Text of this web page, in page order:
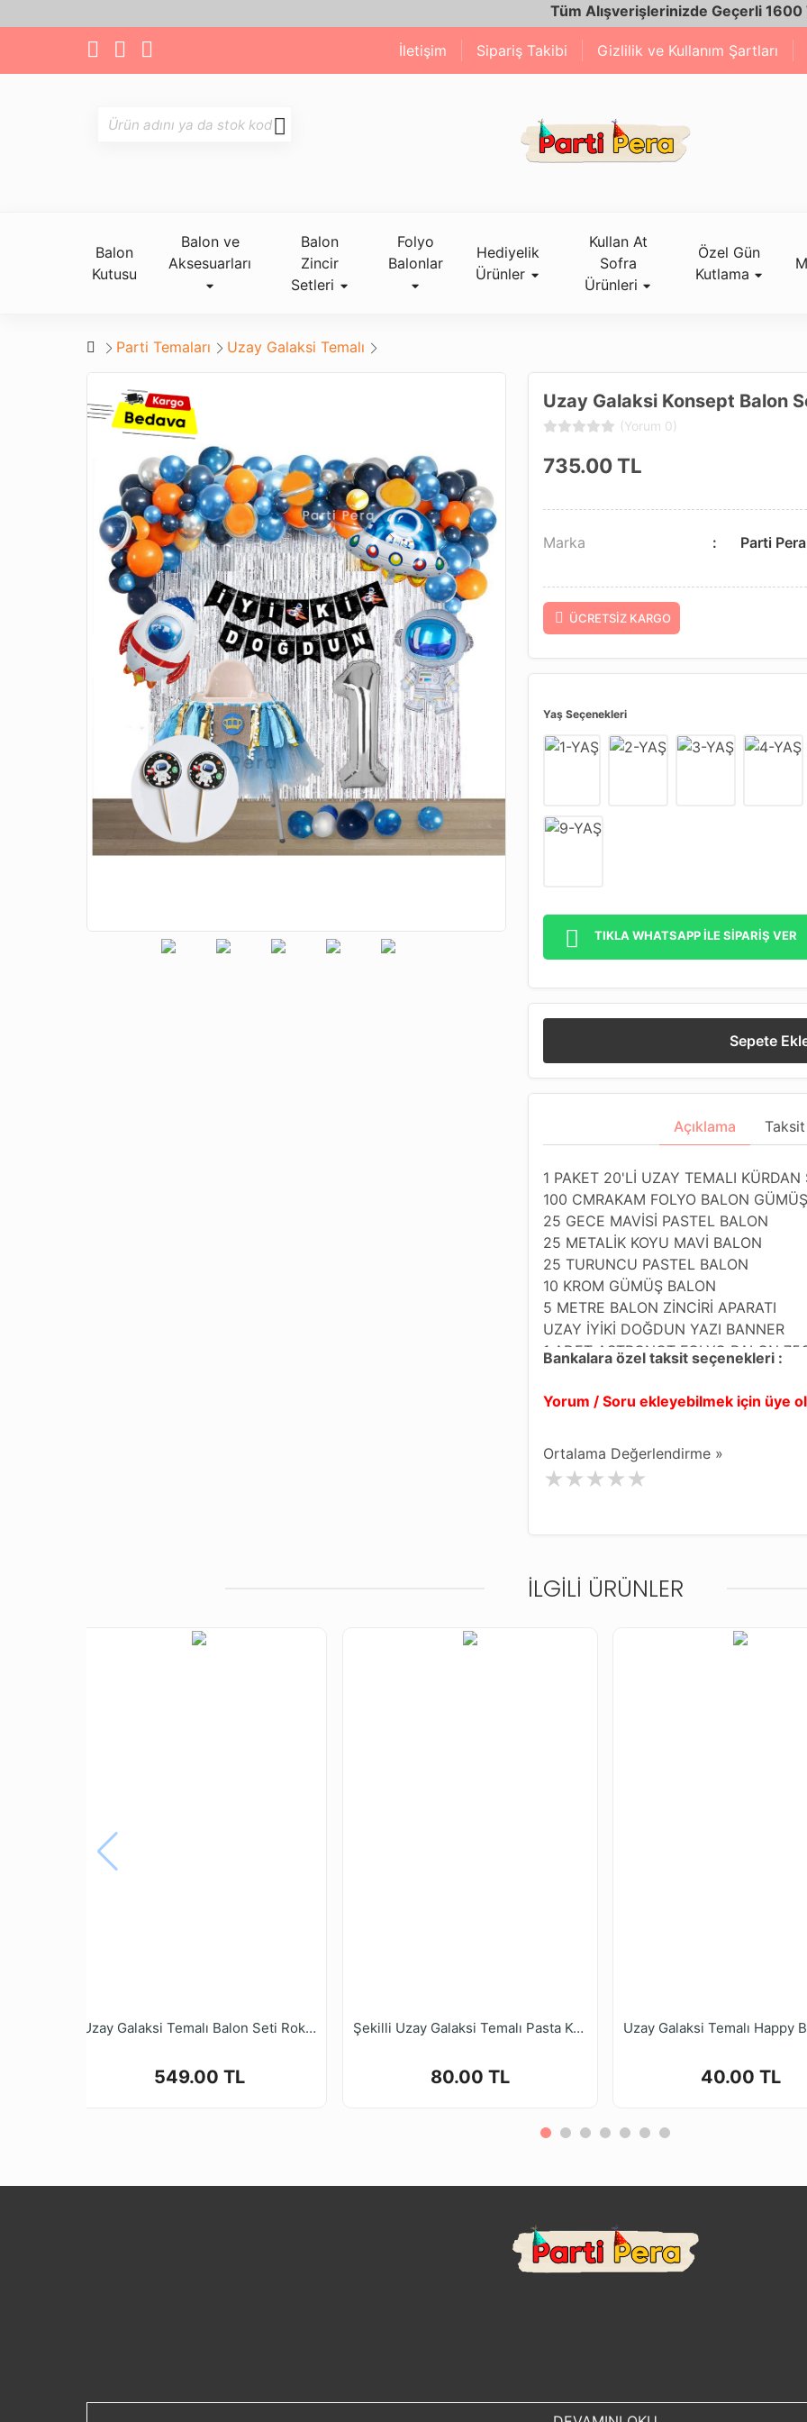
Tüm Alışverişlerinizde Geçerli 1600 TL ve
İletişim Sipariş Takibi Gizlilik ve Kullanım Şartları
Balon
Kutusu
Balon ve
Aksesuarları
Balon
Zincir
Setleri
Folyo
Balonlar
Hediyelik
Ürünler
Kullan At
Sofra
Ürünleri
Özel Gün
Kutlama
Parti Temaları Uzay Galaksi Temalı
Uzay Galaksi Konsept Balon
(Yorum 0)
735.00TL
Marka Parti Pera
ÜCRETSIZ KARGO
Yaş Seçenekleri
TIKLA WHATSAPP İLE SİPARİŞ VER
Sepete
Açıklama
1 PAKET 20'Lİ UZAY TEMALI KÜRDAN
100 CMRAKAM FOLYO BALON
25 GECE MAVİSİ PASTEL BALON
25 METALİK KOYU MAVİ BALON
25 TURUNCU PASTEL BALON
10 KROM GÜMÜŞ BALON
5 METRE BALON ZİNCİRİ APARATI
UZAY İYİKİ DOĞDUN YAZI BANNER
1 ADET ASTRONOT FOLYO BALON
1 ADET ROKET FOLYO BALON
1 ADET UZAY GEMİSİ FOLYO BALON
2 ADET ARKA FON PARTİ PERDESİ ,
BALONLAR 12 İNCH 30 CM'DİR ,
FARKLI GÖRÜNTÜLER ELDE
Bankalara özel taksit seçenekleri :
Yorum / Soru ekleyebilmek için üye
Ortalama Değerlendirme »
İLGILI ÜRÜNLER
Uzay Galaksi Temalı Balon Seti Roket Folyo Balon Astronot Folyo Balon Rakam Doğum Günü Balon Seti
549.00 TL
Şekilli Uzay Galaksi Temalı Pasta Kürdan Süsü 5 Parça
80.00 TL 40.00 TL